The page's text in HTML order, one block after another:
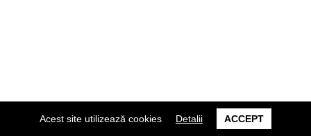
Acest site utilizează cookies Detalii ACCEPT